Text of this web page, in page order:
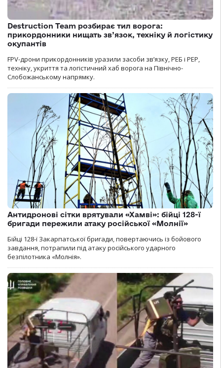
Destruction Team розбирає тил ворога:
прикордонники нищать зв’язок, техніку й логістику
окупантів
FPV-дрони прикордонників уразили засоби зв’язку, РЕБ і РЕР,
техніку, укриття та логістичний хаб ворога на Північно-
Слобожанському напрямку.
Антидронові сітки врятували «Хамві»: бійці 128-ї
бригади пережили атаку російської «Молнії»
Бійці 128-ї Закарпатської бригади, повертаючись із бойового
завдання, потрапили під атаку російського ударного
безпілотника «Молнія».